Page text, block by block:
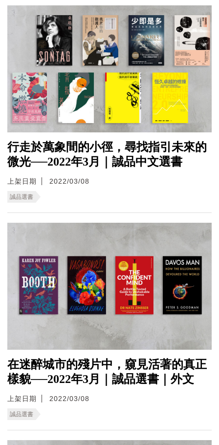
行走於萬象間的小徑，尋找指引未來的
微光──2022年3月｜誠品中文選書
上架日期 2022/03/08
誠品選書
在迷醉城市的殘片中，窺見活著的真正
樣貌──2022年3月｜誠品選書｜外文
上架日期 2022/03/08
誠品選書